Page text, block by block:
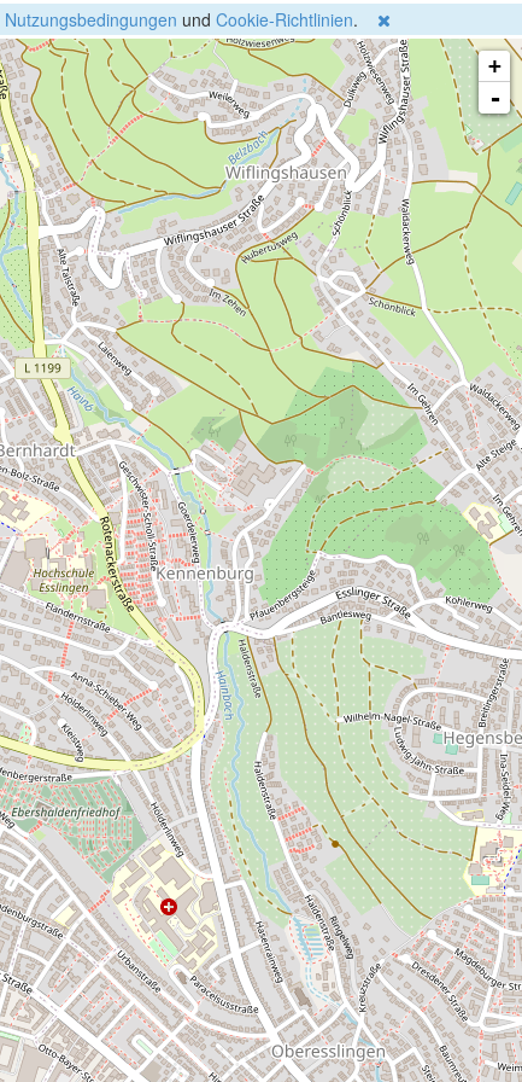
Nutzungsbedingungen und Cookie-Richtlinien.
+
-